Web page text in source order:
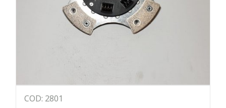
COD: 2801